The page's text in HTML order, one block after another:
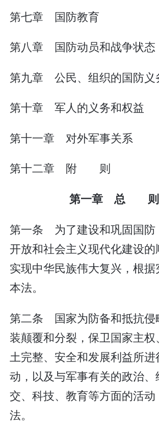
第七章 国防教育
第八章 国防动员和战争状态
第九章 公民、组织的国防义
第十章 军人的义务和权益
第十一章 对外军事关系
第十二章 附 则
第一章 总 则
第一条 为了建设和巩固国防
开放和社会主义现代化建设的
实现中华民族伟大复兴，根据
本法。
第二条 国家为防备和抵抗侵
装颠覆和分裂，保卫国家主
土完整、安全和发展利益所
动，以及与军事有关的政治
交、科技、教育等方面的活动
法。